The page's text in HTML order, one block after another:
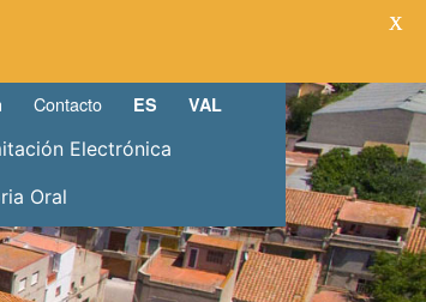
Contacto ES
VAL
Electrónica
Oral
X